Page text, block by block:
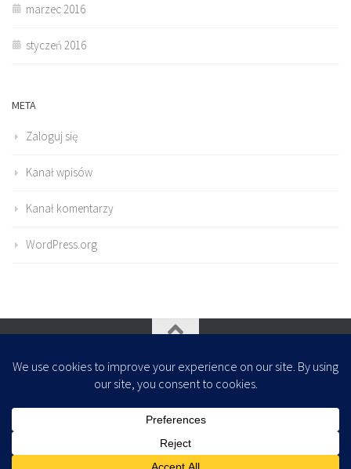
marzec 2016
styczeń 2016
META
Zaloguj się
Kanał wpisów
Kanał komentarzy
WordPress.org
- Zaprojektowany z